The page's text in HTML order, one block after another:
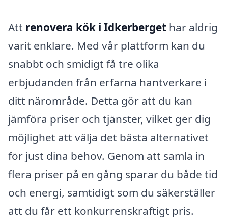
Att renovera kök i Idkerberget har aldrig
varit enklare. Med vår plattform kan du
snabbt och smidigt få tre olika
erbjudanden från erfarna hantverkare i
ditt närområde. Detta gör att du kan
jämföra priser och tjänster, vilket ger dig
möjlighet att välja det bästa alternativet
för just dina behov. Genom att samla in
flera priser på en gång sparar du både tid
och energi, samtidigt som du säkerställer
att du får ett konkurrenskraftigt pris.